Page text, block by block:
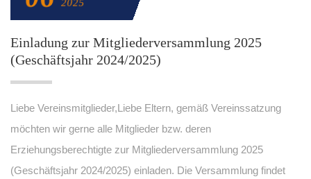
2025
Einladung zur Mitgliederversammlung 2025
(Geschäftsjahr 2024/2025)
Liebe Vereinsmitglieder,Liebe Eltern, gemäß Vereinssatzung
möchten wir gerne alle Mitglieder bzw. deren
Erziehungsberechtigte zur Mitgliederversammlung 2025
(Geschäftsjahr 2024/2025) einladen. Die Versammlung findet